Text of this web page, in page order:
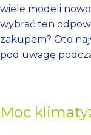
wiele modeli
wybrać ten
zakupem? Oto
pod uwagę
Moc